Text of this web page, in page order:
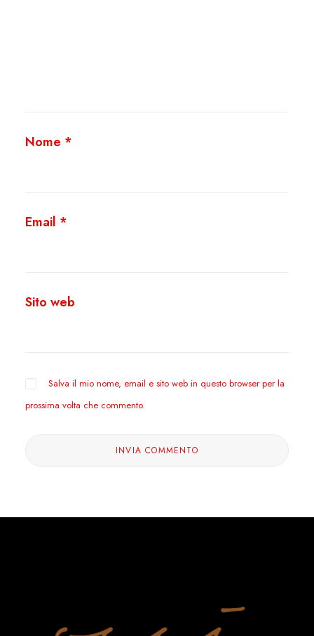
Nome *
Email *
Sito web
Salva il mio nome, email e sito web in questo browser per la
prossima volta che commento.